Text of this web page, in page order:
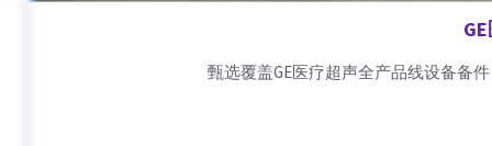
甄选覆盖GE医疗超声全产品线设备备